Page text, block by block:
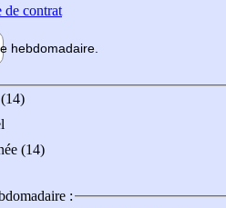
contrat
hebdomadaire
(14)
: